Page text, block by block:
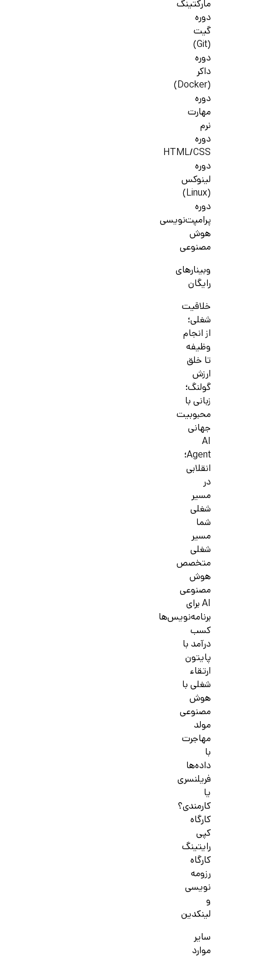
مارکتینگ
دوره
گیت
(Git)
دوره
داکر
(Docker)
دوره
مهارت
نرم
دوره
HTML/CSS
دوره
لینوکس
(Linux)
دوره
پرامپت‌نویسی
هوش
مصنوعی
وبینارهای
رایگان
خلاقیت
شغلی؛
از انجام
وظیفه
تا خلق
ارزش
گولنگ؛
زبانی با
محبوبیت
جهانی
AI
Agent؛
انقلابی
در
مسیر
شغلی
شما
مسیر
شغلی
متخصص
هوش
مصنوعی
AI برای
برنامه‌نویس‌ها
کسب
درآمد با
پایتون
ارتقاء
شغلی با
هوش
مصنوعی
مولد
مهاجرت
با
داده‌ها
فریلنسری
یا
کارمندی؟
کارگاه
کپی
رایتینگ
کارگاه
رزومه
نویسی
و
لینکدین
سایر
موارد